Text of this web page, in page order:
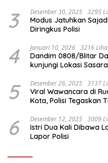
3 Desember 30, 2025 3295
Modus Jatuhkan
Diringkus Polisi
4 Januari 10, 2026 3216
Dandim 0808/Blitar
kunjungi Lokasi
5 Desember 26, 2025 3137
Viral Wawancara di
Kota, Polisi Tegaskan
6 Desember 12, 2025 3009
Istri Dua Kali Dibawa
Lapor Polisi